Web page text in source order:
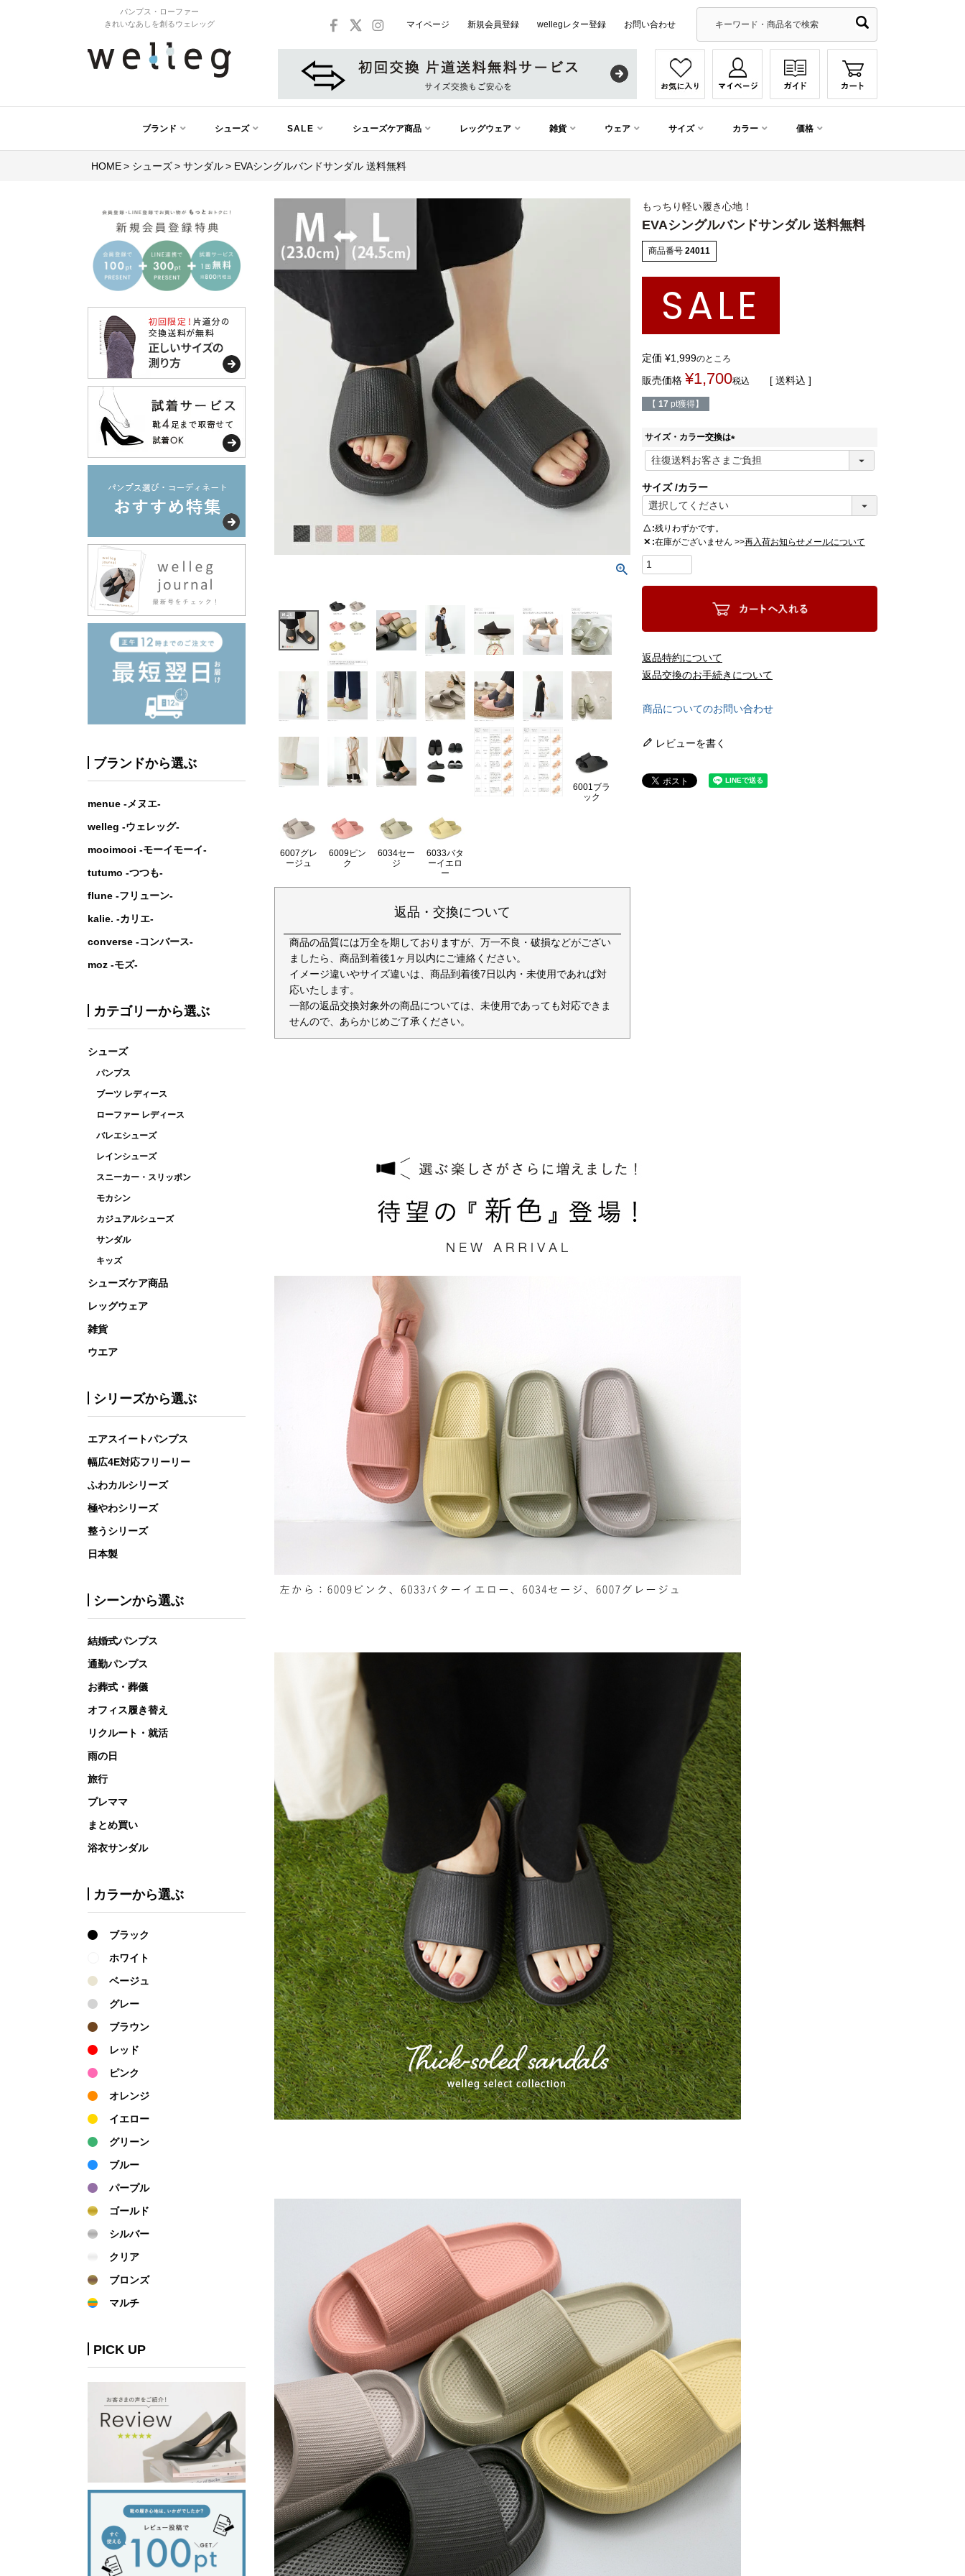
パンプス・ローファー
きれいなあしを創るウェレッグ
マイページ 新規会員登録 wellegレター登録 お問い合わせ
ブランド シューズ SALE シューズケア商品 レッグウェア 雑貨 ウェア サイズ カラー 価格
HOME シューズ サンダル EVAシングルバンドサンダル 送料無料
ブランドから選ぶ
menue -メヌエ-
welleg -ウェレッグ-
mooimooi -モーイモーイ-
tutumo -つつも-
flune -フリューン-
kalie. -カリエ-
converse -コンバース-
moz -モズ-
カテゴリーから選ぶ
シューズ
パンプス
ブーツ レディース
ローファー レディース
バレエシューズ
レインシューズ
スニーカー・スリッポン
モカシン
カジュアルシューズ
サンダル
キッズ
シューズケア商品
レッグウェア
雑貨
ウエア
シリーズから選ぶ
エアスイートパンプス
幅広4E対応フリーリー
ふわカルシリーズ
極やわシリーズ
整うシリーズ
日本製
シーンから選ぶ
結婚式パンプス
通勤パンプス
お葬式・葬儀
オフィス履き替え
リクルート・就活
雨の日
旅行
プレママ
まとめ買い
浴衣サンダル
カラーから選ぶ
ブラック
ホワイト
ベージュ
グレー
ブラウン
レッド
ピンク
オレンジ
イエロー
グリーン
ブルー
パープル
ゴールド
シルバー
クリア
ブロンズ
マルチ
PICK UP
6001ブラ
ック
6007グレ
ージュ
6009ピン
ク
6034セー
ジ
6033バタ
ーイエロ
ー
返品・交換について
商品の品質には万全を期しておりますが、万一不良・破損などがござい
ましたら、商品到着後1ヶ月以内にご連絡ください。
イメージ違いやサイズ違いは、商品到着後7日以内・未使用であれば対
応いたします。
一部の返品交換対象外の商品については、未使用であっても対応できま
せんので、あらかじめご了承ください。
もっちり軽い履き心地！
EVAシングルバンドサンダル 送料無料
商品番号 24011
SALE
定価 ¥1,999のところ
販売価格 ¥1,700税込 送料込
【 17 pt獲得】
サイズ・カラー交換は
必
)
サイズ カラー
△ 残りわずかです。
✕ 在庫がございません >>再入荷お知らせメールについて
返品特約について
返品交換のお手続きについて
商品についてのお問い合わせ
レビューを書く